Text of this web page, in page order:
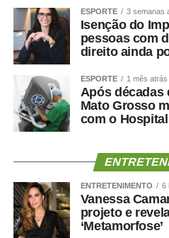
ESPORTE 3 semanas
Isenção do
pessoas com
direito ainda
ESPORTE 1 mês atrás
Após décadas
Mato Grosso
com o Hospital
ENTRETENIMENTO 6
Vanessa
projeto e
‘Metamorfose’